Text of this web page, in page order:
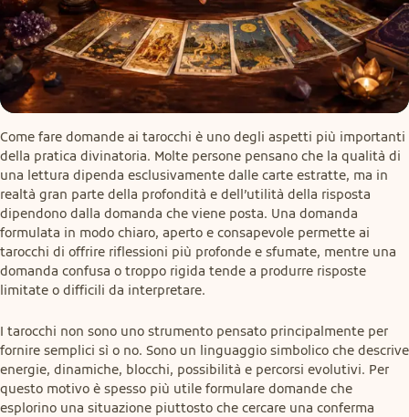
Come fare domande ai tarocchi è uno degli aspetti più importanti
della pratica divinatoria. Molte persone pensano che la qualità di
una lettura dipenda esclusivamente dalle carte estratte, ma in
realtà gran parte della profondità e dell’utilità della risposta
dipendono dalla domanda che viene posta. Una domanda
formulata in modo chiaro, aperto e consapevole permette ai
tarocchi di offrire riflessioni più profonde e sfumate, mentre una
domanda confusa o troppo rigida tende a produrre risposte
limitate o difficili da interpretare.
I tarocchi non sono uno strumento pensato principalmente per
fornire semplici sì o no. Sono un linguaggio simbolico che descrive
energie, dinamiche, blocchi, possibilità e percorsi evolutivi. Per
questo motivo è spesso più utile formulare domande che
esplorino una situazione piuttosto che cercare una conferma